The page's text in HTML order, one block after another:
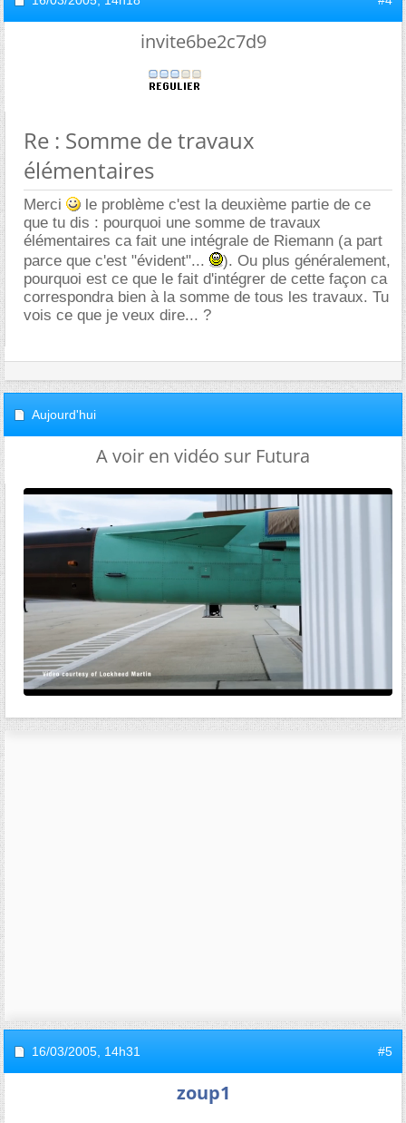
invite6be2c7d9
Re : Somme de travaux
élémentaires
Merci
le problème c'est la deuxième partie de ce
que tu dis : pourquoi une somme de travaux
élémentaires ca fait une intégrale de Riemann (a part
parce que c'est "évident"...
). Ou plus généralement,
pourquoi est ce que le fait d'intégrer de cette façon ca
correspondra bien à la somme de tous les travaux. Tu
vois ce que je veux dire... ?
Aujourd'hui
A voir en vidéo sur Futura
16/03/2005, 14h31 #5
zoup1